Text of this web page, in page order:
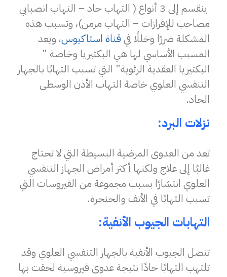
ينقسم إلى 3 أنواع ( التهاب حاد – التهاب انصبابي
مصاحب للإفرازات – التهاب مزمن)، وتسبب هذه
المشكلة ضررًا وخللًا في قناة استاكيوس، ويعد
المسبب الأساسي لها هي البكتيريا وخاصة ”
البكتيريا العقدية الرئوية” التي تسبب التهابًا بالجهاز
التنفسي العلوي خاصة التهاب الأذن الوسطى
الحاد.
نزلات البرد:
تعد من العدوى المرضية البسيطة التي لا تحتاج
غالبًا إلى علاج ولكنها أكثر أمراض الجهاز التنفسي
العلوي انتشارًا بسبب مجموعة من الفيروسات التي
تسبب التهابًا في الأنف والحنجرة.
التهابات الجيوب الأنفية:
تتصل الجيوب الأنفية بالجهاز التنفسي العلوي وقد
تلتهب التهابًا حادًا نتيجة عدوى فيروسية لحقت بها